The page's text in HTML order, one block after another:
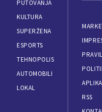
PUTOVANJA
KULTURA
SUPERŽENA
ESPORTS
TEHNOPOLIS
AUTOMOBILI
LOKAL
RSS